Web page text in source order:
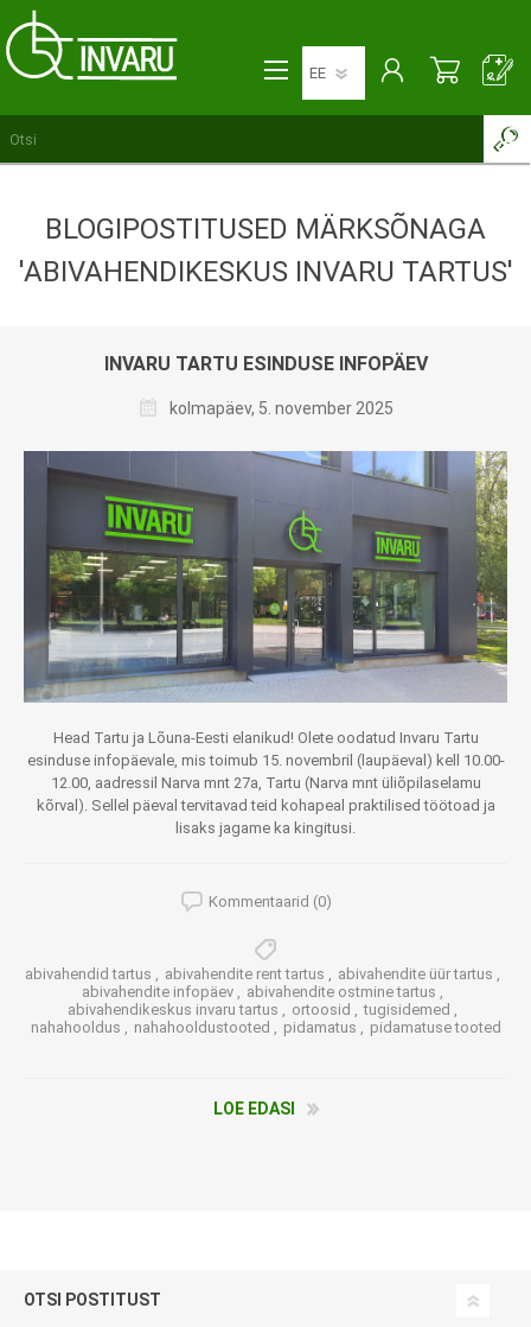
BLOGIPOSTITUSED MÄRKSÕNAGA
'ABIVAHENDIKESKUS INVARU TARTUS'
INVARU TARTU ESINDUSE INFOPÄEV
kolmapäev, 5. november 2025
Head Tartu ja Lõuna-Eesti elanikud! Olete oodatud Invaru Tartu
esinduse infopäevale, mis toimub 15. novembril (laupäeval) kell 10.00-
12.00, aadressil Narva mnt 27a, Tartu (Narva mnt üliõpilaselamu
kõrval). Sellel päeval tervitavad teid kohapeal praktilised töötoad ja
lisaks jagame ka kingitusi.
Kommentaarid (0)
abivahendid tartus , abivahendite rent tartus , abivahendite üür tartus ,
abivahendite infopäev , abivahendite ostmine tartus ,
abivahendikeskus invaru tartus , ortoosid , tugisidemed ,
nahahooldus , nahahooldustooted , pidamatus , pidamatuse tooted
LOE EDASI
OTSI POSTITUST